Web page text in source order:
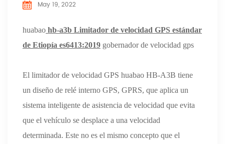
May 19, 2022
huabao hb-a3b Limitador de velocidad GPS estándar
de Etiopía es6413:2019 gobernador de velocidad gps
El limitador de velocidad GPS huabao HB-A3B tiene
un diseño de relé interno GPS, GPRS, que aplica un
sistema inteligente de asistencia de velocidad que evita
que el vehículo se desplace a una velocidad
determinada. Este no es el mismo concepto que el